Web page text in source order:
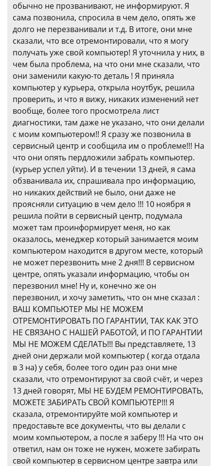
обычно не прозванивают, не информируют. Я
сама позвонила, спросила в чем дело, опять же
долго не перезванивали и т.д. В итоге, они мне
сказали, что все отремонтировали, что я могу
получать уже свой компьютер! Я уточнила у них, в
чем была проблема, на что они мне сказали, что
они заменили какую-то деталь ! Я приняла
компьютер у курьера, открыла ноутбук, решила
проверить, и что я вижу, никаких изменений нет
вообще, более того просмотрела лист
диагностики, там даже не указано, что они делали
с моим компьютером!! Я сразу же позвонила в
сервисный центр и сообщила им о проблеме!!! На
что они опять пердложили забрать компьютер.
(курьер успел уйти). И в течении 13 дней, я сама
обзванивала их, спрашивала про информацию,
но никаких действий не было, они даже не
проясняли ситуацию в чем дело !!! 10 ноября я
решила пойти в сервисный центр, подумала
может там проинформирует меня, но как
оказалось, менеджер который занимается моим
компьютером находится в другом месте, который
не может перезвонить мне 2 дня!!! В сервисном
центре, опять указали информацию, чтобы он
перезвонил мне! Ну и, конечно же он
перезвонил, и хочу заметить, что он мне сказал :
ВАШ КОМПЬЮТЕР МЫ НЕ МОЖЕМ
ОТРЕМОНТИРОВАТЬ ПО ГАРАНТИИ, ТАК КАК ЭТО
НЕ СВЯЗАНО С НАШЕЙ РАБОТОЙ, И ПО ГАРАНТИИ
МЫ НЕ МОЖЕМ СДЕЛАТЬ!!! Вы представляете, 13
дней они держали мой компьютер ( когда отдала
в 3 на) у себя, более того один раз они мне
сказали, что отремонтируют за свой счёт, и через
13 дней говорят, МЫ НЕ БУДЕМ РЕМОНТИРОВАТЬ,
МОЖЕТЕ ЗАБИРАТЬ СВОЙ КОМПЬЮТЕР!!! Я
сказала, отремонтируйте мой компьютер и
предоставьте все документы, что вы делали с
моим компьютером, а после я заберу !!! На что он
ответил, нам он тоже не нужен, можете забирать
свой компьютер в сервисном центре завтра или